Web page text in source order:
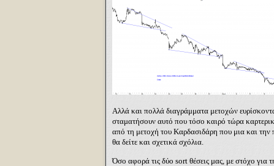
Αλλά και πολλά διαγράμματα μετοχών
σταματήσουν αυτό που τόσο καιρό τώρα
από τη μετοχή του Καρδασιδάρη που μια και την
θα δείτε και σχετικά σχόλια.
Όσο αφορά τις δύο sort θέσεις μας, με στόχο για